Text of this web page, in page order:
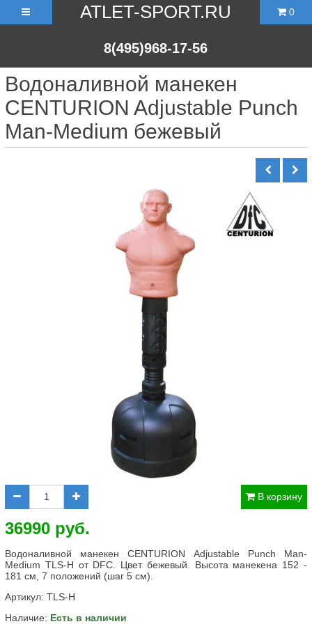
ATLET-SPORT.RU
8(495)968-17-56
0
Водоналивной манекен
CENTURION Adjustable Punch
Man-Medium бежевый
В корзину
36990 руб.
Водоналивной манекен CENTURION Adjustable Punch Man-
Medium TLS-H от DFC. Цвет бежевый. Высота манекена 152 -
181 см, 7 положений (шаг 5 см).
Артикул: TLS-H
Наличие: Есть в наличии